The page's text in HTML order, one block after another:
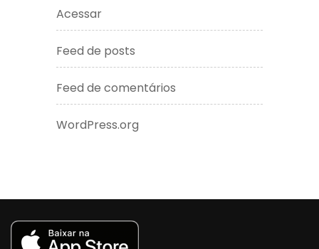
Acessar
Feed de posts
Feed de comentários
WordPress.org